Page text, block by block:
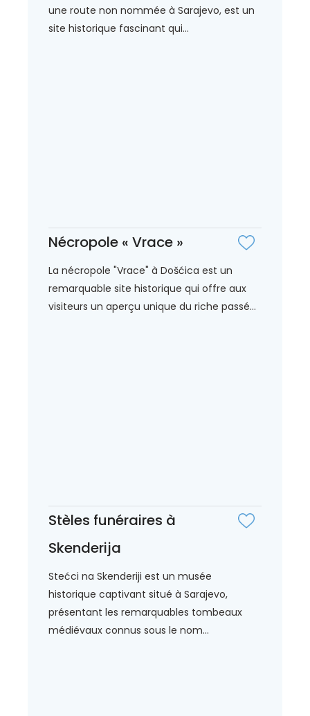
une route non nommée à Sarajevo, est un
site historique fascinant qui...
Nécropole « Vrace »
La nécropole "Vrace" à Došćica est un
remarquable site historique qui offre aux
visiteurs un aperçu unique du riche passé...
Stèles funéraires à
Skenderija
Stećci na Skenderiji est un musée
historique captivant situé à Sarajevo,
présentant les remarquables tombeaux
médiévaux connus sous le nom...